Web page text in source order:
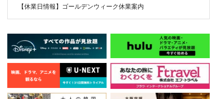
【休業日情報】ゴールデンウィーク休業案内